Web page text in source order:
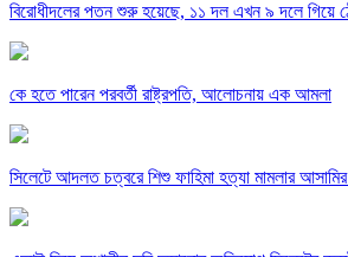
বিরোধীদলের পতন শুরু হয়েছে, ১১ দল এখন ৯ দলে গিয়ে
কে হতে পারেন পরবর্তী রাষ্ট্রপতি, আলোচনায় এক আমলা
সিলেটে আদলত চত্বরে শিশু ফাহিমা হত্যা মামলার